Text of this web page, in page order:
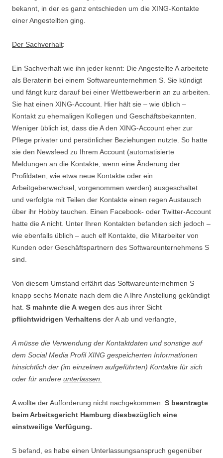
bekannt, in der es ganz entschieden um die XING-Kontakte
einer Angestellten ging.
Der Sachverhalt:
Ein Sachverhalt wie ihn jeder kennt: Die Angestellte A arbeitete
als Beraterin bei einem Softwareunternehmen S. Sie kündigt
und fängt kurz darauf bei einer Wettbewerberin an zu arbeiten.
Sie hat einen XING-Account. Hier hält sie – wie üblich –
Kontakt zu ehemaligen Kollegen und Geschäftsbekannten.
Weniger üblich ist, dass die A den XING-Account eher zur
Pflege privater und persönlicher Beziehungen nutzte. So hatte
sie den Newsfeed zu Ihrem Account (automatisierte
Meldungen an die Kontakte, wenn eine Änderung der
Profildaten, wie etwa neue Kontakte oder ein
Arbeitgeberwechsel, vorgenommen werden) ausgeschaltet
und verfolgte mit Teilen der Kontakte einen regen Austausch
über ihr Hobby tauchen. Einen Facebook- oder Twitter-Account
hatte die A nicht. Unter Ihren Kontakten befanden sich jedoch –
wie ebenfalls üblich – auch elf Kontakte, die Mitarbeiter von
Kunden oder Geschäftspartnern des Softwareunternehmens S
sind.
Von diesem Umstand erfährt das Softwareunternehmen S
knapp sechs Monate nach dem die A Ihre Anstellung gekündigt
hat. S mahnte die A wegen des aus ihrer Sicht
pflichtwidrigen Verhaltens der A ab und verlangte,
A müsse die Verwendung der Kontaktdaten und sonstige auf
dem Social Media Profil XING gespeicherten Informationen
hinsichtlich der (im einzelnen aufgeführten) Kontakte für sich
oder für andere unterlassen.
A wollte der Aufforderung nicht nachgekommen. S beantragte
beim Arbeitsgericht Hamburg diesbezüglich eine
einstweilige Verfügung.
S befand, es habe einen Unterlassungsanspruch gegenüber